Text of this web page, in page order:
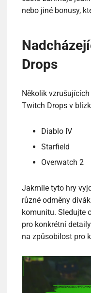
nebo jiné bonusy,
Drops
Několik
Twitch Drops v
Diablo IV
Starfield
Overwatch 2
Jakmile tyto hry
různé odměny
komunitu. Sledujte
pro konkrétní
na způsobilost pro